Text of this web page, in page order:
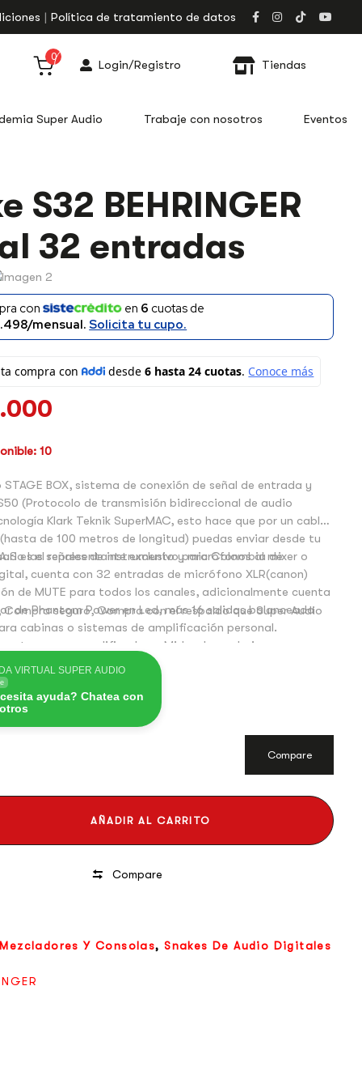
Política de tratamiento de datos
0
Login/Registro Tiendas
Super Audio Trabaje con nosotros Eventos
S32 BEHRINGER
32 entradas
con en 6 cuotas de
mensual.Solicita tu cupo.
10
BOX, sistema de conexión de señal de entrada y
(Protocolo de transmisión bidireccional de audio
Teknik SuperMAC, esto hace que por un cable
de 100 metros de longitud) puedas enviar desde tu
las señales de instrumento y micrófonos al mixer o
cuenta con 32 entradas de micrófono XLR(canon)
para todos los canales, adicionalmente cuenta
de Phantom Power en Led, más 16 salidas balanceada
cabinas o sistemas de amplificación personal.
con preamplificadores Midas, legendarios por su
en grandes escenarios, adicionalmente un puerto
la conexión del sistema personal P16M de behringer
que soportan este sistema como la IQ15 o IQ12 de
ADAT ópticas y dos salidas estéreo AES-3 (AES/EBU)
de dispositivos digitales externos, adicionalmente
hasta 2 (dos) de los S32 en cascadas por la conexión de
es el representante exclusivo para Colombia de
seguro, Compra con el respaldo que Super Audio
VIRTUAL SUPER AUDIO
ayuda? Chatea con
Compare
AÑADIR AL CARRITO
Compare
Mezcladores Y Consolas,Snakes De Audio Digitales